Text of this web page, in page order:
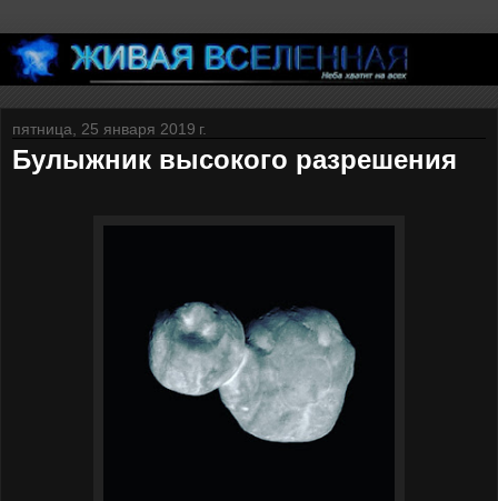
пятница, 25 января 2019 г.
Булыжник высокого разрешения